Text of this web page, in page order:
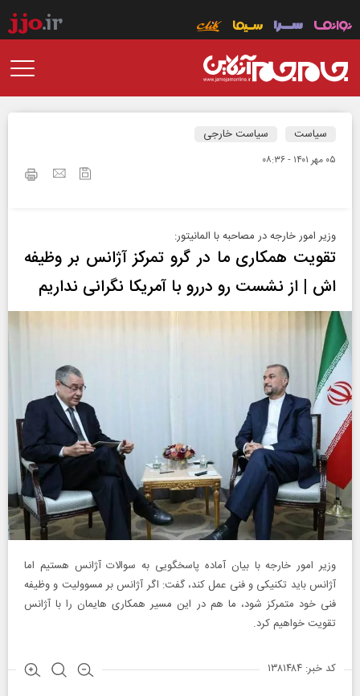
سیاست سیاست خارجی
۰۵ مهر ۱۴۰۱ - ۰۸:۳۶
وزیر امور خارجه در مصاحبه با المانیتور:
تقویت همکاری ما در گرو تمرکز آژانس بر وظیفه
اش | از نشست رو دررو با آمریکا نگرانی نداریم
وزیر امور خارجه با بیان آماده پاسخگویی به سوالات آژانس هستیم اما
آژانس باید تکنیکی و فنی عمل کند، گفت: اگر آژانس بر مسوولیت و وظیفه
فنی خود متمرکز شود، ما هم در این مسیر همکاری هایمان را با آژانس
تقویت خواهیم کرد.
کد خبر: ۱۳۸۱۴۸۴